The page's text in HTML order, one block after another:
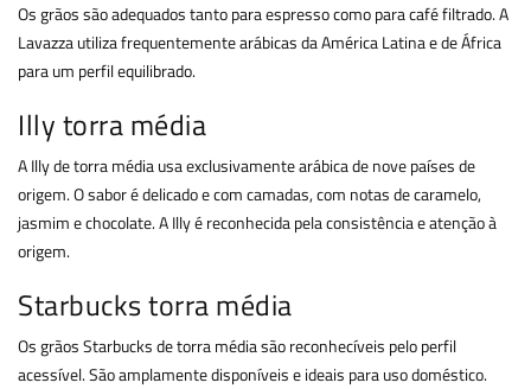
Os grãos são adequados tanto para espresso como para café filtrado. A
Lavazza utiliza frequentemente arábicas da América Latina e de África
para um perfil equilibrado.
Illy torra média
A Illy de torra média usa exclusivamente arábica de nove países de
origem. O sabor é delicado e com camadas, com notas de caramelo,
jasmim e chocolate. A Illy é reconhecida pela consistência e atenção à
origem.
Starbucks torra média
Os grãos Starbucks de torra média são reconhecíveis pelo perfil
acessível. São amplamente disponíveis e ideais para uso doméstico.